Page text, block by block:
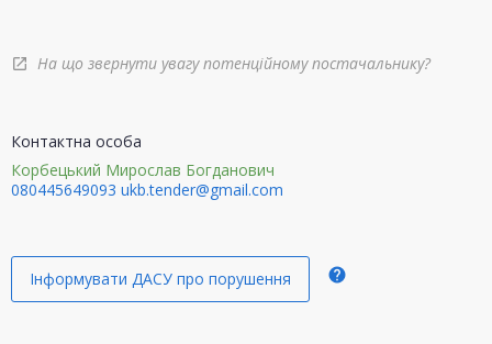
open_in_new На що звернути увагу потенційному постачальнику?
Контактна особа
Корбецький Мирослав Богданович
080445649093 ukb.tender@gmail.com
Інформувати ДАСУ про порушення help